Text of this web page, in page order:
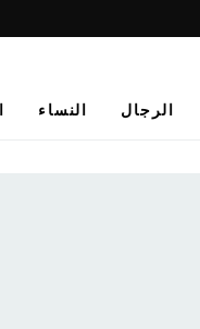
الرجال النساء